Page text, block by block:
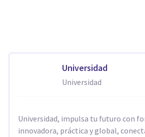
Universidad
Universidad
Universidad, impulsa tu futuro con
innovadora, práctica y global,